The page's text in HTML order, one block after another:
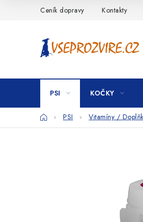
Ceník dopravy Kontakty
PSI KOČKY
DomůPSI Vitamíny /